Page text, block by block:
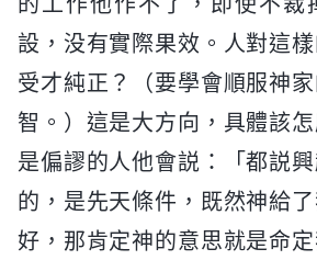
設，没有實際果效。人對這
受才純正？（要學會順服神
智。）這是大方向，具體該
是偏謬的人他會説：「都説
的，是先天條件，既然神給
好，那肯定神的意思就是命